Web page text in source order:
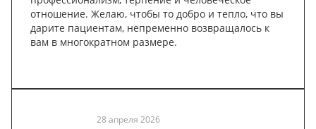
отношение. Желаю, чтобы то добро и тепло, что вы
дарите пациентам, непременно возвращалось к
вам в многократном размере.
28 апреля 2026